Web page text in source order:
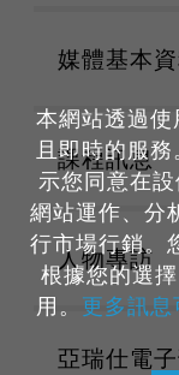
媒體基本
課程訊息
人物專訪
亞瑞仕電
本網站透過
且即時的服
示您同意在
網站運作、分
行市場行銷。
根據您的選
用。 更多訊